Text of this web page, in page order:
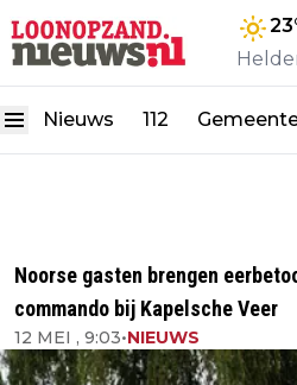
23
Nieuws 112
Noorse gasten brengen
commando bij Kapelsche Veer
12 MEI , 9:03•NIEUWS